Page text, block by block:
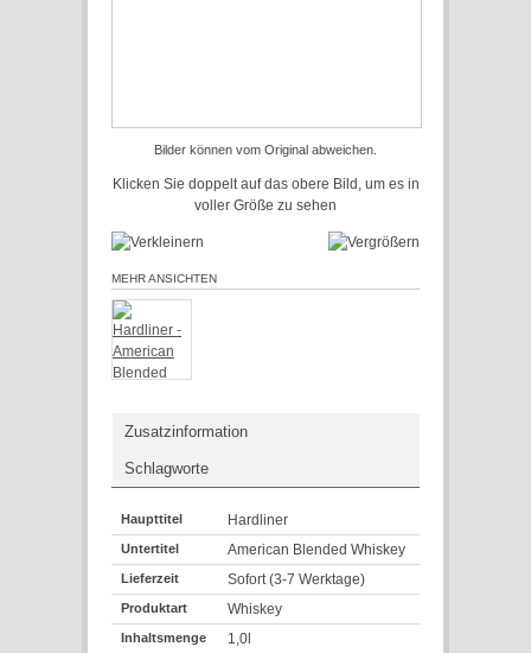
Bilder können vom Original abweichen.
Klicken Sie doppelt auf das obere Bild, um es in
voller Größe zu sehen
MEHR ANSICHTEN
Zusatzinformation
Schlagworte
Haupttitel Hardliner
Untertitel American Blended Whiskey
Lieferzeit Sofort (3-7 Werktage)
Produktart Whiskey
Inhaltsmenge 1,0l